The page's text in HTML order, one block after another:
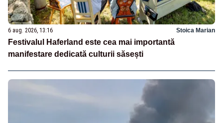
6 aug. 2026, 13:16 Stoica Marian
Festivalul Haferland este cea mai importantă
manifestare dedicată culturii săsești